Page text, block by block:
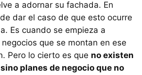
a adornar su fachada. En
dar el caso de que esto ocurre
Es cuando se empieza a
que se montan en ese
Pero lo cierto es que no existen
planes de negocio que no